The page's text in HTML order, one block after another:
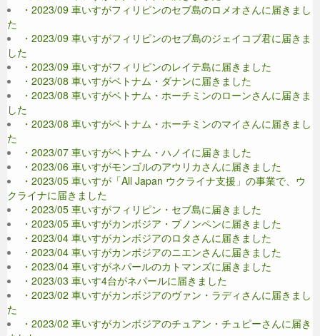
・2023/09 車いすがフィリピンのセブ島のロメオさんに届きまし
た
・2023/09 車いすがフィリピンのセブ島のジェイコブ君に届きま
した
・2023/09 車いすがフィリピンのレイテ島に届きました
・2023/08 車いすがベトナム・ダナンに届きました
・2023/08 車いすがベトナム・ホーチミンのローンさんに届きま
した
・2023/08 車いすがベトナム・ホーチミンのマイさんに届きまし
た
・2023/07 車いすがベトナム・ハノイに届きました
・2023/06 車いすがモンゴルのアウリカさんに届きました
・2023/05 車いすが「All Japan ウクライナ支援」の事業で、ウ
クライナに届きました
・2023/05 車いすがフィリピン・セブ島に届きました
・2023/05 車いすがカンボジア・プノンペンに届きました
・2023/04 車いすがカンボジアのロタさんに届きました
・2023/04 車いすがカンボジアのニエンさんに届きました
・2023/04 車いすがネパールのカトマンズに届きました
・2023/03 車いす4台がネパールに届きました
・2023/02 車いすがカンボジアのヴァン・ラディさんに届きまし
た
・2023/02 車いすがカンボジアのチュアン・チュピーさんに届き